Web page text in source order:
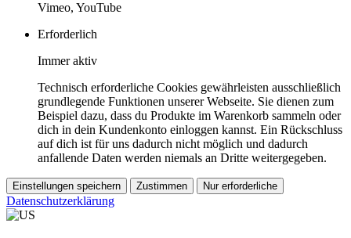
Vimeo, YouTube
Erforderlich
Immer aktiv
Technisch erforderliche Cookies gewährleisten ausschließlich
grundlegende Funktionen unserer Webseite. Sie dienen zum
Beispiel dazu, dass du Produkte im Warenkorb sammeln oder
dich in dein Kundenkonto einloggen kannst. Ein Rückschluss
auf dich ist für uns dadurch nicht möglich und dadurch
anfallende Daten werden niemals an Dritte weitergegeben.
Einstellungen speichern Zustimmen Nur erforderliche
Datenschutzerklärung